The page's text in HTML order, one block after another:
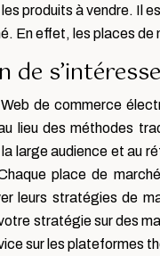
produits à vendre. Il
En effet, les places
de
de commerce
lieu des méthodes
large audience et au
place de
leurs stratégies de
stratégie sur des
sur les plateformes